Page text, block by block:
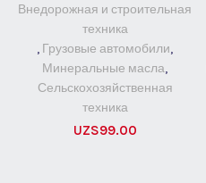
Внедорожная и строительная
техника
, Грузовые автомобили,
Минеральные масла,
Сельскохозяйственная
техника
UZS99.00